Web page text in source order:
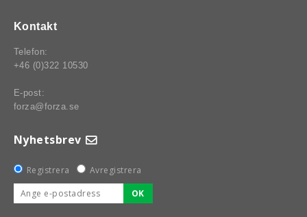
Kontakt
Telefon:
+46 (0)322 10530
E-post:
forza@forza.se
Nyhetsbrev
Registrera
Avregistrera
OK